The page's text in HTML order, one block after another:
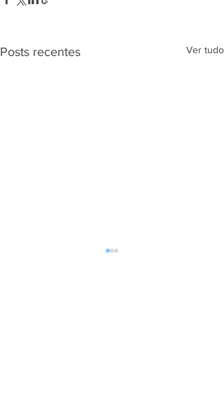
Posts recentes Ver tudo